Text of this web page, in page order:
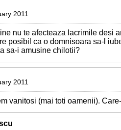
2011
nu te afecteaza lacrimile desi
posibil ca o domnisoara sa-l
sa-i amusine chilotii?
2011
vanitosi (mai toti oamenii).